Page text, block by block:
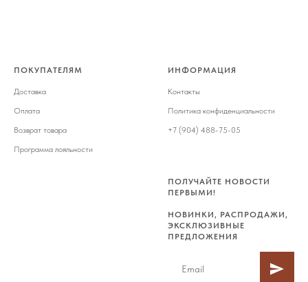
ПОКУПАТЕЛЯМ
Доставка
Оплата
Возврат товара
Программа лояльности
ИНФОРМАЦИЯ
Контакты
Политика конфиденциальности
+7 (904) 488-75-05
ПОЛУЧАЙТЕ НОВОСТИ
ПЕРВЫМИ!
НОВИНКИ, РАСПРОДАЖИ,
ЭКСКЛЮЗИВНЫЕ
ПРЕДЛОЖЕНИЯ